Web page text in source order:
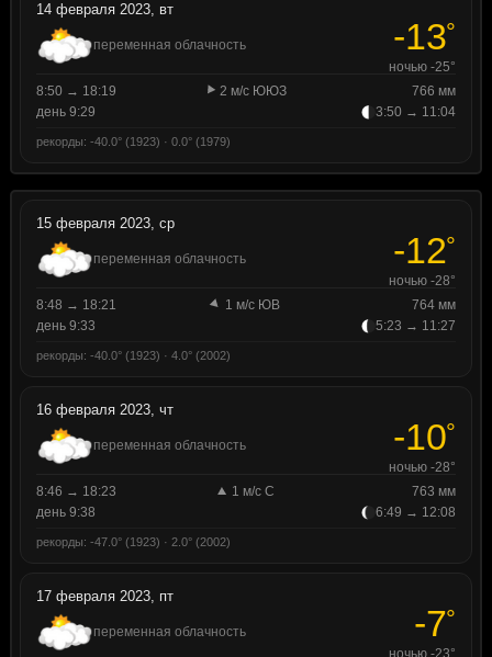
14 февраля 2023, вт
переменная облачность -13°
ночью -25°
8:50 → 18:19
2 м/с ЮЮЗ
766 мм
день 9:29
3:50 → 11:04
рекорды: -40.0° (1923) · 0.0° (1979)
15 февраля 2023, ср
переменная облачность -12°
ночью -28°
8:48 → 18:21
1 м/с ЮВ
764 мм
день 9:33
5:23 → 11:27
рекорды: -40.0° (1923) · 4.0° (2002)
16 февраля 2023, чт
переменная облачность -10°
ночью -28°
8:46 → 18:23
1 м/с С
763 мм
день 9:38
6:49 → 12:08
рекорды: -47.0° (1923) · 2.0° (2002)
17 февраля 2023, пт
переменная облачность -7°